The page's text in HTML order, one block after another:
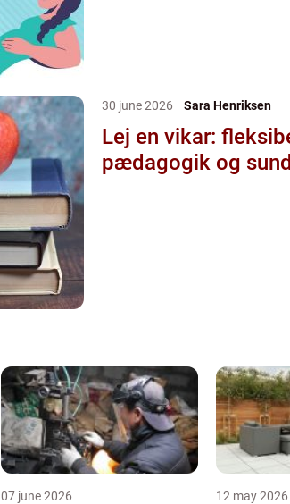
30 june 2026 Sara Henriksen
Lej en vikar:
pædagogik og
07 june 2026 12 may 2026